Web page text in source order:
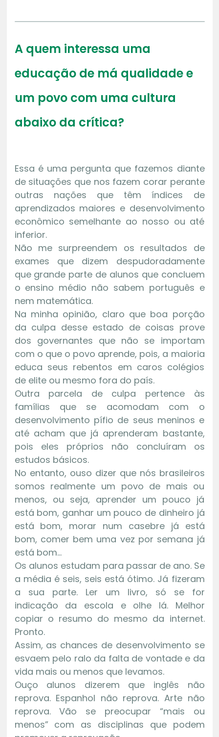
A quem interessa uma
educação de má qualidade e
um povo com uma cultura
abaixo da crítica?
Essa é uma pergunta que fazemos diante
de situações que nos fazem corar perante
outras nações que têm índices de
aprendizados maiores e desenvolvimento
econômico semelhante ao nosso ou até
inferior.
Não me surpreendem os resultados de
exames que dizem despudoradamente
que grande parte de alunos que concluem
o ensino médio não sabem português e
nem matemática.
Na minha opinião, claro que boa porção
da culpa desse estado de coisas prove
dos governantes que não se importam
com o que o povo aprende, pois, a maioria
educa seus rebentos em caros colégios
de elite ou mesmo fora do país.
Outra parcela de culpa pertence às
famílias que se acomodam com o
desenvolvimento pífio de seus meninos e
até acham que já aprenderam bastante,
pois eles próprios não concluíram os
estudos básicos.
No entanto, ouso dizer que nós brasileiros
somos realmente um povo de mais ou
menos, ou seja, aprender um pouco já
está bom, ganhar um pouco de dinheiro já
está bom, morar num casebre já está
bom, comer bem uma vez por semana já
está bom…
Os alunos estudam para passar de ano. Se
a média é seis, seis está ótimo. Já fizeram
a sua parte. Ler um livro, só se for
indicação da escola e olhe lá. Melhor
copiar o resumo do mesmo da internet.
Pronto.
Assim, as chances de desenvolvimento se
esvaem pelo ralo da falta de vontade e da
vida mais ou menos que levamos.
Ouço alunos dizerem que inglês não
reprova. Espanhol não reprova. Arte não
reprova. Vão se preocupar “mais ou
menos” com as disciplinas que podem